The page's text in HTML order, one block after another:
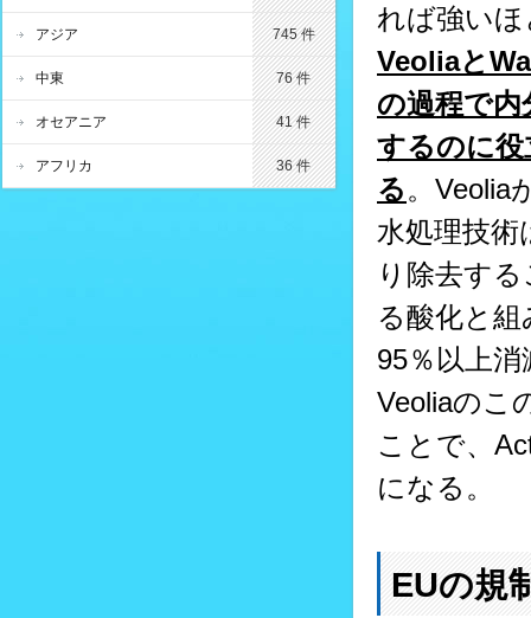
れば強い
Veoliaと
の過程で
するのに
る。Veolia
水処理技術
り除去す
る酸化と
95％以上
Veoliaのこ
ことで、
になる。
EUの規
アジア 745 件
中東 76 件
オセアニア 41 件
アフリカ 36 件